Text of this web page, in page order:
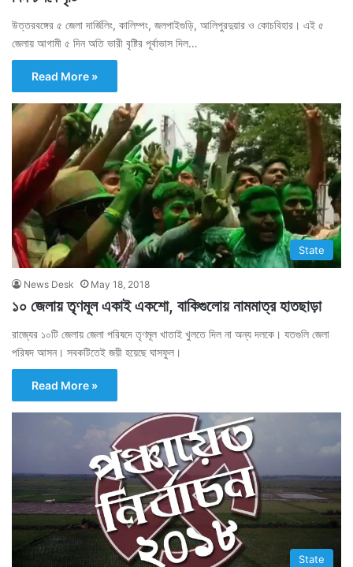
উত্তরবঙ্গের ৫ জেলা দার্জিলিং, কালিম্পং, জলপাইগুড়ি, আলিপুরদুয়ার ও কোচবিহার। এই ৫
জেলায় আগামী ৫ দিন অতি ভারী বৃষ্টির পূর্বাভাস দিল…
Read More »
State
News Desk May 18, 2018
১০ জেলায় তৃণমূল একাই একশো, বাকিগুলোয় নামমাত্র হাতছাড়া
রাজ্যের ১০টি জেলায় জেলা পরিষদে তৃণমূল খাতাই খুলতে দিল না অন্য দলকে। যতগুলি জেলা
পরিষদ আসন। সবকটিতেই জয়ী হয়েছে ঘাসফুল।
Read More »
State